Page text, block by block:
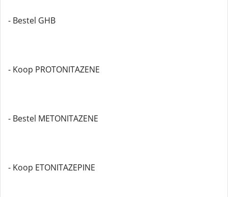
- Bestel GHB
- Koop PROTONITAZENE
- Bestel METONITAZENE
- Koop ETONITAZEPINE